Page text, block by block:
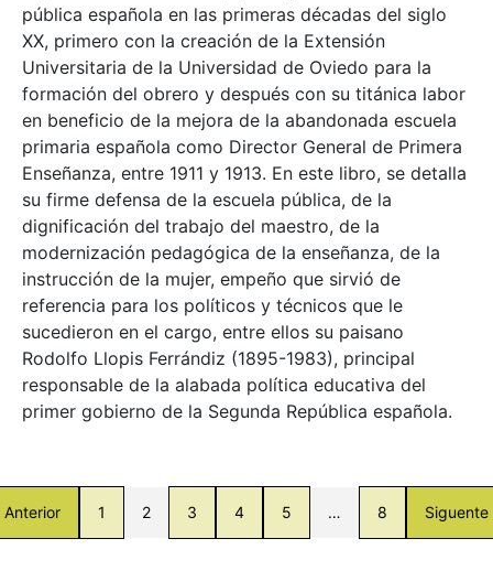
pública española en las primeras décadas del siglo
XX, primero con la creación de la Extensión
Universitaria de la Universidad de Oviedo para la
formación del obrero y después con su titánica labor
en beneficio de la mejora de la abandonada escuela
primaria española como Director General de Primera
Enseñanza, entre 1911 y 1913. En este libro, se detalla
su firme defensa de la escuela pública, de la
dignificación del trabajo del maestro, de la
modernización pedagógica de la enseñanza, de la
instrucción de la mujer, empeño que sirvió de
referencia para los políticos y técnicos que le
sucedieron en el cargo, entre ellos su paisano
Rodolfo Llopis Ferrándiz (1895-1983), principal
responsable de la alabada política educativa del
primer gobierno de la Segunda República española.
Anterior 1 2 3 4 5 … 8 Siguente